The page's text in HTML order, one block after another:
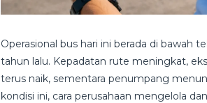
Operasional bus hari ini berada di bawah
tahun lalu. Kepadatan rute meningkat,
terus naik, sementara penumpang
kondisi ini, cara perusahaan mengelola